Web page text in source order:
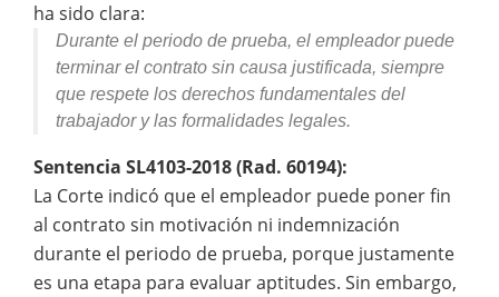
ha sido clara:
Durante el periodo de prueba, el empleador puede
terminar el contrato sin causa justificada, siempre
que respete los derechos fundamentales del
trabajador y las formalidades legales.
Sentencia SL4103-2018 (Rad. 60194):
La Corte indicó que el empleador puede poner fin
al contrato sin motivación ni indemnización
durante el periodo de prueba, porque justamente
es una etapa para evaluar aptitudes. Sin embargo,